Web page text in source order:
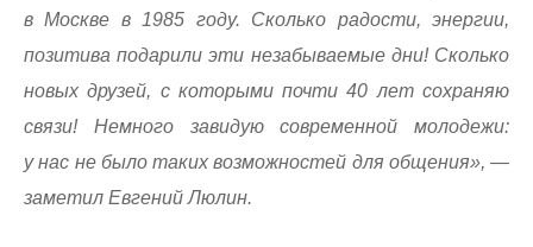
в Москве в 1985 году. Сколько радости, энергии,
позитива подарили эти незабываемые дни! Сколько
новых друзей, с которыми почти 40 лет сохраняю
связи! Немного завидую современной молодежи:
у нас не было таких возможностей для общения», —
заметил Евгений Люлин.